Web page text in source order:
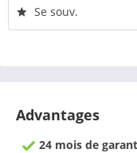
Se souv.
Advantages
24 mois de